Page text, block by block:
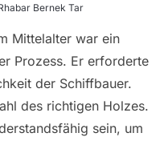
Bernek Tar
Mittelalter war ein
Prozess. Er erforderte
der Schiffbauer.
des richtigen Holzes.
sein, um